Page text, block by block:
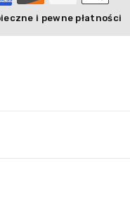
i pewne płatności